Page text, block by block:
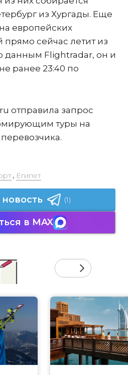
из Хургады. Еще
европейских
прямо сейчас летит из
данным Flightradar, он и
ранее 23:40 по
отправила запрос
туры на
, Египет
(1)
в MAX